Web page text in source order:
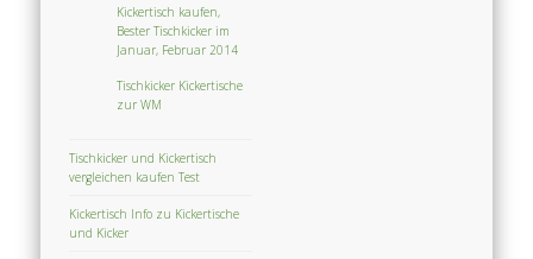
Kickertisch kaufen,
Bester Tischkicker im
Januar, Februar 2014
Tischkicker Kickertische
zur WM
Tischkicker und Kickertisch
vergleichen kaufen Test
Kickertisch Info zu Kickertische
und Kicker